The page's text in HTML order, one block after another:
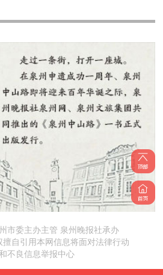
市委主办主管 泉州晚报社承办
自引用本网信息将面对法律行动
不良信息举报中心